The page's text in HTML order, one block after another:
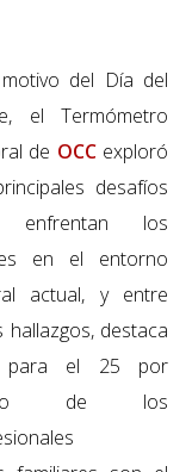
del Día del
el Termómetro
de OCCexploró
desafíos
enfrentan los
en el entorno
actual, y entre
hallazgos, destaca
para el 25 por
de los